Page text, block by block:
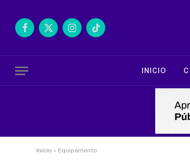
Facebook
X
InstagramTikTok
INICIO
Inicio » Equipamento